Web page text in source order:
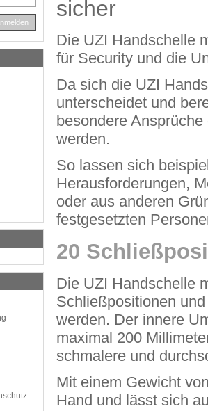
sicher
Die UZI Handschelle
für Security und die
Da sich die UZI
unterscheidet und
besondere
werden.
So lassen sich
Herausforderungen,
oder aus anderen
festgesetzten
20
Die UZI Handschelle
Schließpositionen
werden. Der innere
maximal 200
schmalere und
Mit einem Gewicht
Hand und lässt sich